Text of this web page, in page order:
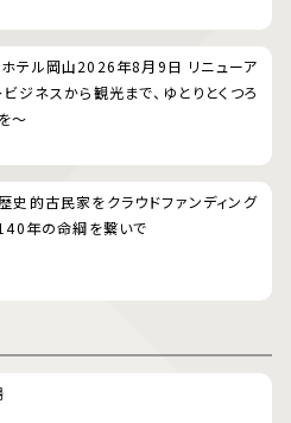
テル岡山2026年8月9日 リニューア
ジネスから観光まで、ゆとりとくつろ
〜
史的古民家をクラウドファンディング
年の命綱を繋いで